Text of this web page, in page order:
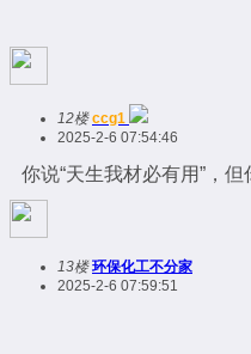
12楼 ccg1
2025-2-6 07:54:46
你说“天生我材必有用”，但
13楼 环保化工不分家
2025-2-6 07:59:51